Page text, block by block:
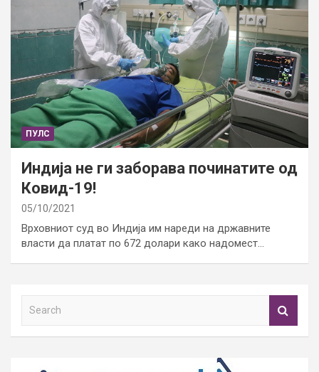
ПУЛС
Индија не ги заборава починатите од
Ковид-19!
05/10/2021
Врховниот суд во Индија им нареди на државните
власти да платат по 672 долари како надомест…